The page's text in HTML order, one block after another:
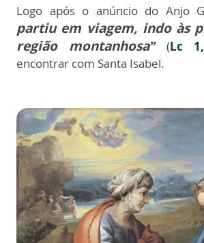
Logo após o anúncio do Anjo
partiu em viagem, indo às
região montanhosa”(Lc
encontrar com Santa Isabel.